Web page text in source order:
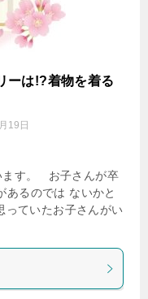
ーは!?着物を着る
19日
ます。 お子さんが卒
あるのでは ないかと
ていたお子さんがい